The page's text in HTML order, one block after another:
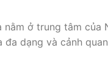
nằm ở trung tâm của
đa dạng và cảnh